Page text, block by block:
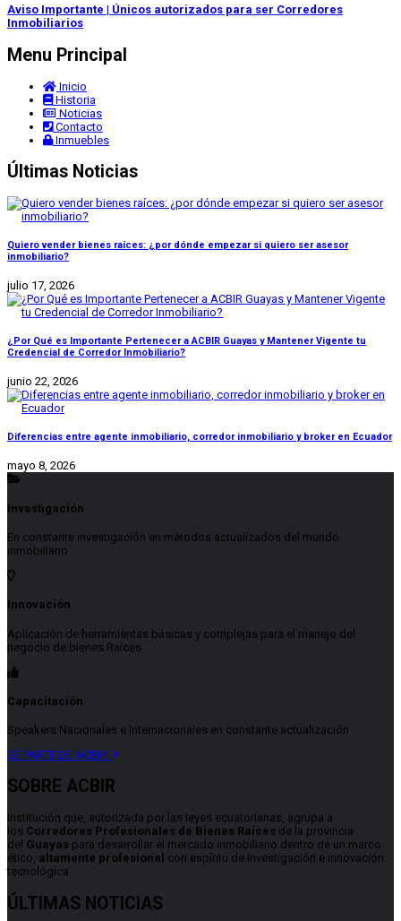
Aviso Importante | Únicos autorizados para ser Corredores
Inmobiliarios
Menu Principal
Inicio
Historia
Noticias
Contacto
Inmuebles
Últimas Noticias
Quiero vender bienes raíces: ¿por dónde empezar si quiero ser asesor
inmobiliario?
julio 17, 2026
¿Por Qué es Importante Pertenecer a ACBIR Guayas y Mantener Vigente tu
Credencial de Corredor Inmobiliario?
junio 22, 2026
Diferencias entre agente inmobiliario, corredor inmobiliario y broker en Ecuador
mayo 8, 2026
Investigación
En constante investigación en métodos actualizados del mundo
inmobiliario
Innovación
Aplicación de herramientas básicas y complejas para el manejo del
negocio de bienes Raíces
Capacitación
Speakers Nacionales e Internacionales en constante actualización
SÉ PARTE DE ACBIR
SOBRE ACBIR
Institución que, autorizada por las leyes ecuatorianas, agrupa a
los Corredores Profesionales de Bienes Raíces de la provincia
del Guayas para desarrollar el mercado inmobiliario dentro de un marco
ético, altamente profesional con espíritu de investigación e innovación
tecnológica.
ÚLTIMAS NOTICIAS